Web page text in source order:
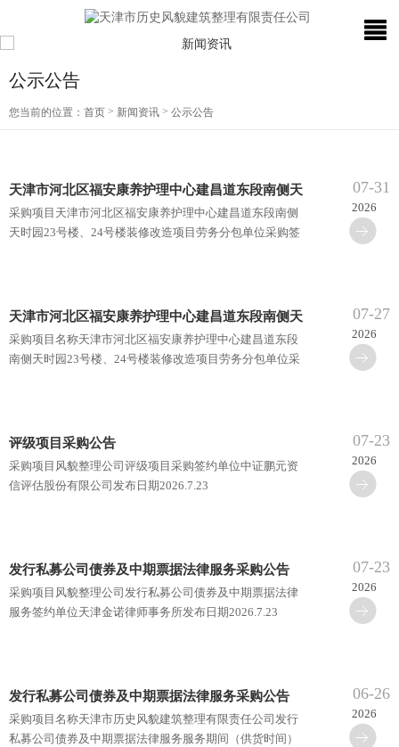
公示公告
您当前的位置： 首页 > 新闻资讯 > 公示公告
天津市河北区福安康养护理中心建昌道东段南侧天
时园23号楼、24号楼装修改造项目劳务分包单位采
采购项目天津市河北区福安康养护理中心建昌道东段南侧
天时园23号楼、24号楼装修改造项目劳务分包单位采购签
07-31
2026
天津市河北区福安康养护理中心建昌道东段南侧天
时园23号楼、24号楼装修改造项目劳务分包单位采
采购项目名称天津市河北区福安康养护理中心建昌道东段
南侧天时园23号楼、24号楼装修改造项目劳务分包单位采
07-27
2026
评级项目采购公告
采购项目风貌整理公司评级项目采购签约单位中证鹏元资
信评估股份有限公司发布日期2026.7.23
07-23
2026
发行私募公司债券及中期票据法律服务采购公告
采购项目风貌整理公司发行私募公司债券及中期票据法律
服务签约单位天津金诺律师事务所发布日期2026.7.23
07-23
2026
发行私募公司债券及中期票据法律服务采购公告
采购项目名称天津市历史风貌建筑整理有限责任公司发行
私募公司债券及中期票据法律服务服务期间（供货时间）
06-26
2026